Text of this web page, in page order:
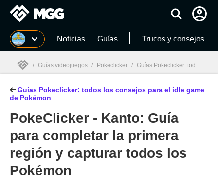
MGG Noticias Guías Trucos y consejos
MGG
/ Guías videojuegos / Pokéclicker / Guías Pokeclicker: todos los consejos para el idle game de Pokémon
Guías Pokeclicker: todos los consejos para el idle game
de Pokémon
PokeClicker - Kanto: Guía
para completar la primera
región y capturar todos los
Pokémon